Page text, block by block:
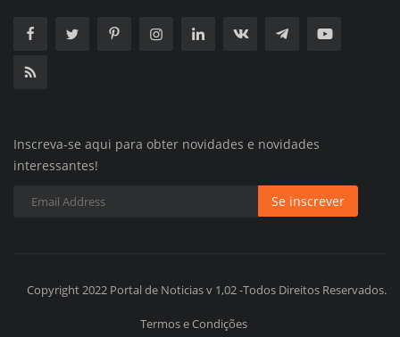
Inscreva-se aqui para obter novidades e novidades
interessantes!
Se inscrever
Copyright 2022 Portal de Noticias v 1,02 -Todos Direitos Reservados.
Termos e Condições